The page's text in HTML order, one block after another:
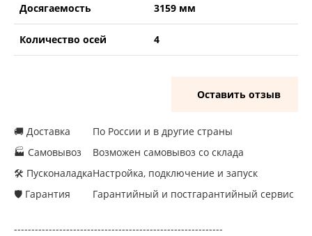
Досягаемость 3159 мм
Количество осей 4
Оставить отзыв
🚚 Доставка
🏭 Самовывоз
🛠 Пусконаладка
🛡 Гарантия
По России и в другие страны
Возможен самовывоз со склада
Настройка, подключение и запуск
Гарантийный и постгарантийный сервис
------------------------------------------------------------